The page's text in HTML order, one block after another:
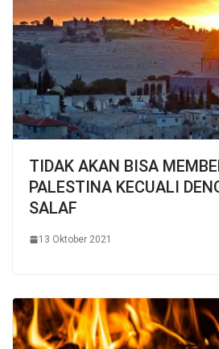
TIDAK AKAN BISA
PALESTINA KECUALI
SALAF
13 Oktober 2021